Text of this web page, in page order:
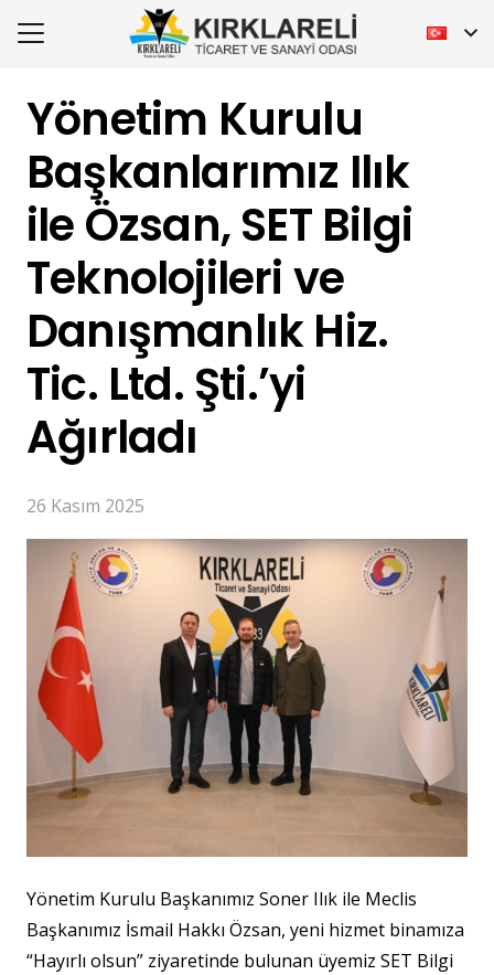
Yönetim Kurulu
Başkanlarımız Ilık
ile Özsan, SET Bilgi
Teknolojileri ve
Danışmanlık Hiz.
Tic. Ltd. Şti.’yi
Ağırladı
26 Kasım 2025
Yönetim Kurulu Başkanımız Soner Ilık ile Meclis
Başkanımız İsmail Hakkı Özsan, yeni hizmet binamıza
“Hayırlı olsun” ziyaretinde bulunan üyemiz SET Bilgi